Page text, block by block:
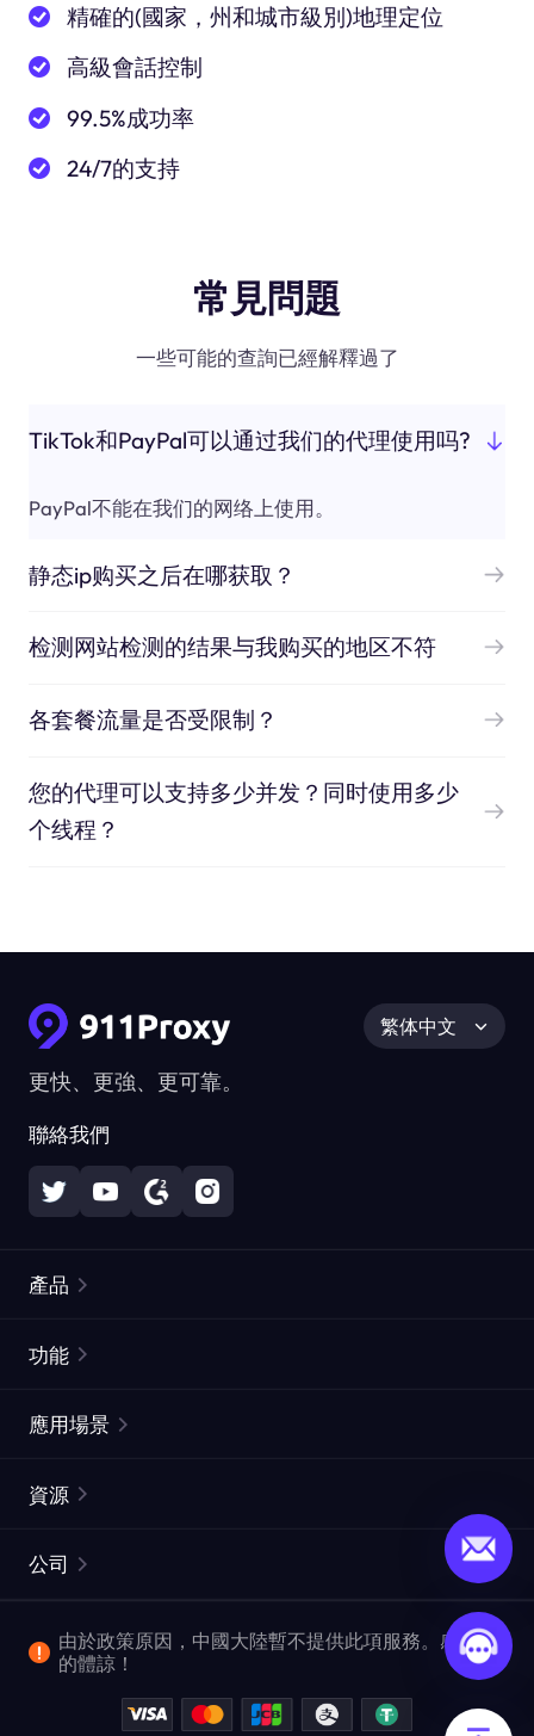
精確的(國家，州和城市級別)地理定位
高級會話控制
99.5%成功率
24/7的支持
常見問題
一些可能的查詢已經解釋過了
TikTok和PayPal可以通过我们的代理使用吗?
PayPal不能在我们的网络上使用。
静态ip购买之后在哪获取？
检测网站检测的结果与我购买的地区不符
各套餐流量是否受限制？
您的代理可以支持多少并发？同时使用多少
个线程？
更快、更強、更可靠。
聯絡我們
繁体中文
產品
靜態住宅代理
網頁擷取 API
視頻下載 API
功能
ISP代理
ProxySite
應用場景
市場研究
爬行和索引
查看所有使用案例
資源
常見問題解答
位置
公司
企業服務
反洗錢合規計劃
由於政策原因，中國大陸暫不提供此項服務。感謝您
的體諒！